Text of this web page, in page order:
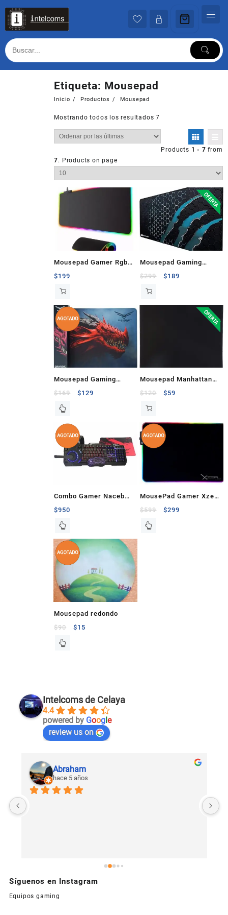
contenido
Etiqueta: Mousepad
Inicio Productos Mousepad
Mostrando todos los resultados 7
Products 1 - 7 from
7. Products on page
Mousepad Gamer Rgb
Free Wolf 80x30cm
$199
Mousepad Gaming
Bluelander 60x30x0.3
Cm Azul
$299 $189
Mousepad Gaming
Naceb Dragox 31x24cm
$169 $129
Mousepad Manhattan
Negro
$120 $59
Combo Gamer Naceb
NA-0925 (Teclado,
Mouse, Mousepad,
$950
MousePad Gamer Xzeal
RGB XZ310
$599 $299
Mousepad redondo
$90 $15
Intelcoms de Celaya
4.4
powered by Google
review us on
Abraham
hace 5 años
Síguenos en Instagram
Equipos gaming